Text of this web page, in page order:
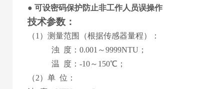
● 可设密码保护防止非工作人员误操作
技术参数 ：
（1） 测量范围 （根据传感器量程）
：
浊 度： 0.001 ～9999NTU；
温 度：-10～ 150℃；
（2） 单 位 ：